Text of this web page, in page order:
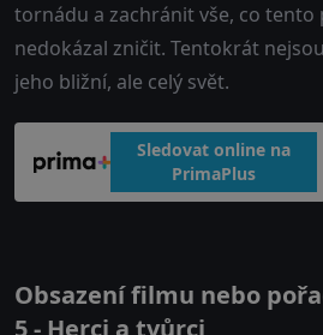
tornádu a zachránit vše, co
nedokázal zničit. Tentokrát
jeho bližní, ale celý svět.
Sledovat online na
PrimaPlus
Obsazení filmu nebo
5 - Herci a tvůrci